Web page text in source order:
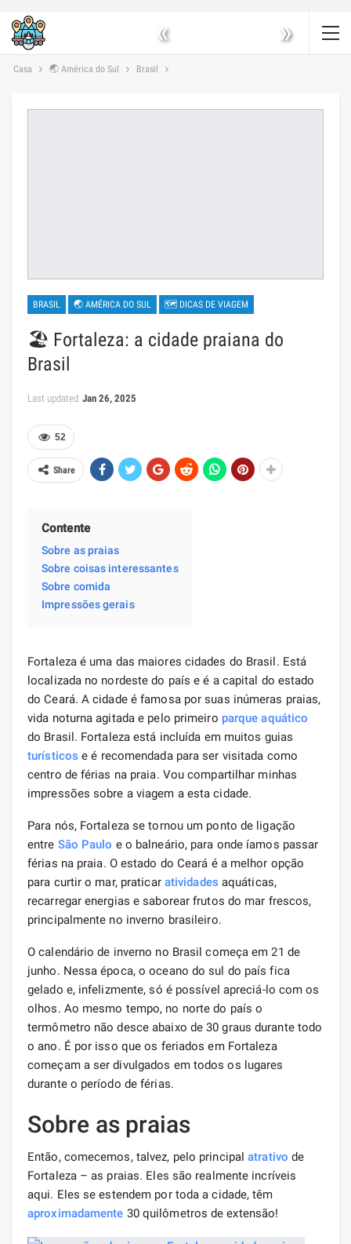
« »
Casa 🌏 América do Sul Brasil
BRASIL 🌏 AMÉRICA DO SUL 🗺 DICAS DE VIAGEM
🏖️ Fortaleza: a cidade praiana do
Brasil
Last updated Jan 26, 2025
52
Share
Contente
Sobre as praias
Sobre coisas interessantes
Sobre comida
Impressões gerais
Fortaleza é uma das maiores cidades do Brasil. Está
localizada no nordeste do país e é a capital do estado
do Ceará. A cidade é famosa por suas inúmeras praias,
vida noturna agitada e pelo primeiro parque aquático
do Brasil. Fortaleza está incluída em muitos guias
turísticos e é recomendada para ser visitada como
centro de férias na praia. Vou compartilhar minhas
impressões sobre a viagem a esta cidade.
Para nós, Fortaleza se tornou um ponto de ligação
entre São Paulo e o balneário, para onde íamos passar
férias na praia. O estado do Ceará é a melhor opção
para curtir o mar, praticar atividades aquáticas,
recarregar energias e saborear frutos do mar frescos,
principalmente no inverno brasileiro.
O calendário de inverno no Brasil começa em 21 de
junho. Nessa época, o oceano do sul do país fica
gelado e, infelizmente, só é possível apreciá-lo com os
olhos. Ao mesmo tempo, no norte do país o
termômetro não desce abaixo de 30 graus durante todo
o ano. É por isso que os feriados em Fortaleza
começam a ser divulgados em todos os lugares
durante o período de férias.
Sobre as praias
Então, comecemos, talvez, pelo principalatrativo de
Fortaleza – as praias. Eles são realmente incríveis
aqui. Eles se estendem por toda a cidade, têm
aproximadamente 30 quilômetros de extensão!